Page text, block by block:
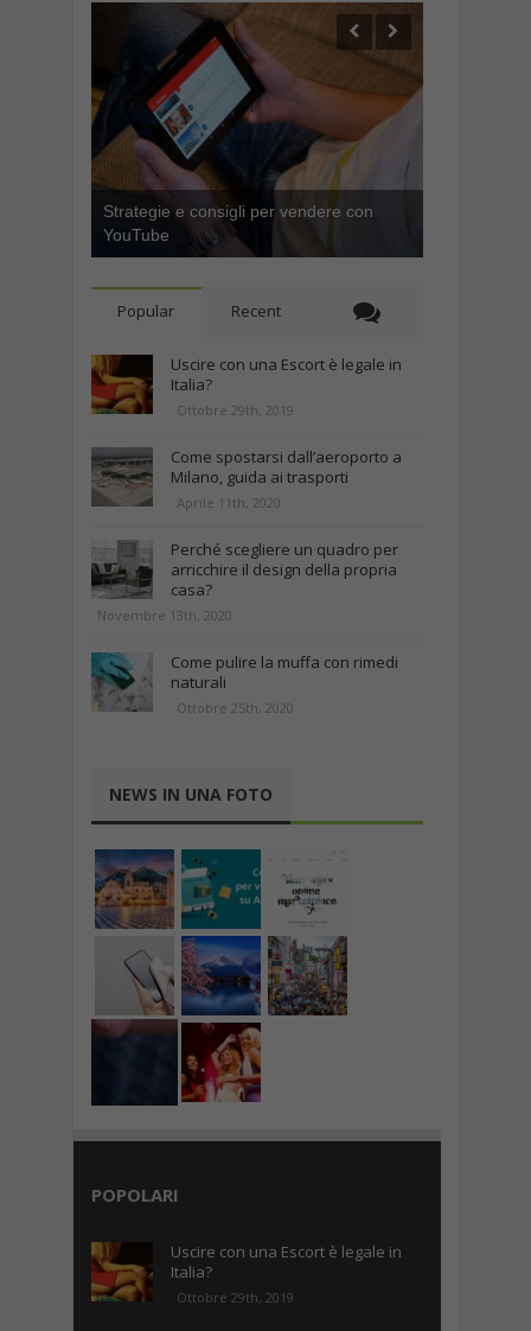
Strategie e consigli per vendere con
YouTube
Come ottenere visibilità su Instagram
con questi trucchi
Popular Recent
Uscire con una Escort è legale in
Italia?
Ottobre 29th, 2019
Come spostarsi dall’aeroporto a
Milano, guida ai trasporti
Aprile 11th, 2020
Perché scegliere un quadro per
arricchire il design della propria
casa?
Novembre 13th, 2020
Come pulire la muffa con rimedi
naturali
Ottobre 25th, 2020
NEWS IN UNA FOTO
POPOLARI
Uscire con una Escort è legale in
Italia?
Ottobre 29th, 2019